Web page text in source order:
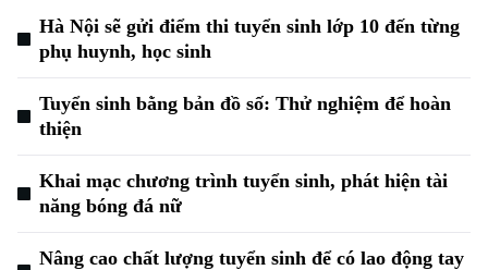
Xu hướng
Hà Nội sẽ gửi điểm thi tuyển sinh lớp 10 đến từng
phụ huynh, học sinh
Tuyển sinh bằng bản đồ số: Thử nghiệm để hoàn
thiện
Khai mạc chương trình tuyển sinh, phát hiện tài
năng bóng đá nữ
Nâng cao chất lượng tuyển sinh để có lao động tay